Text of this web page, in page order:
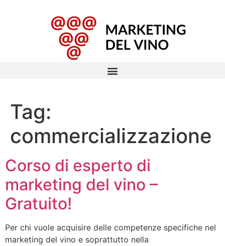
Tag:
commercializzazione
Corso di esperto di
marketing del vino –
Gratuito!
Per chi vuole acquisire delle competenze specifiche nel
marketing del vino e soprattutto nella